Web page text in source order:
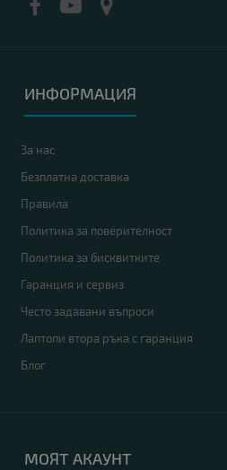
ИНФОРМАЦИЯ
За нас
Безплатна доставка
Правила
Политика за поверителност
Политика за бисквитките
Гаранция и сервиз
Често задавани въпроси
Лаптопи втора ръка с гаранция
Блог
МОЯТ АКАУНТ